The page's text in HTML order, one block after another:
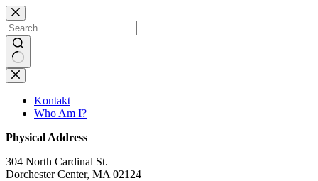
Skip
to
content
No
results
Kontakt
Who Am I?
Physical Address
304 North Cardinal St.
Dorchester Center, MA 02124